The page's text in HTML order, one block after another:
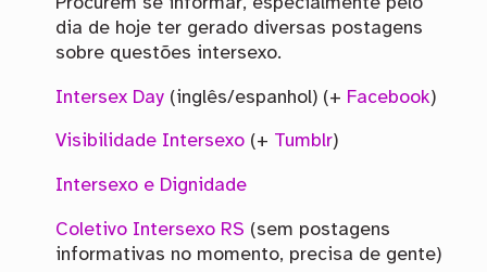
dia de hoje ter gerado diversas postagens
sobre questões intersexo.
Intersex Day(inglês/espanhol) (+ Facebook)
Visibilidade Intersexo(+ Tumblr)
Intersexo e Dignidade
Coletivo Intersexo RS (sem postagens
informativas no momento, precisa de gente)